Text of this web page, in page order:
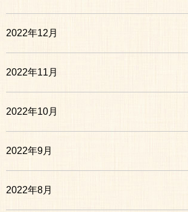
2022年12月
2022年11月
2022年10月
2022年9月
2022年8月